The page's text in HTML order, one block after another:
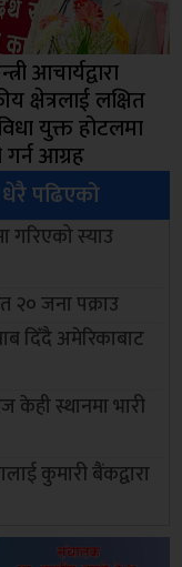
आचार्यद्वारा
क्षेत्रलाई लक्षित
युक्त होटलमा
आग्रह
धेरै पढिएको
गरिएको स्याउ
२० जना पक्राउ
दिँदै अमेरिकाबाट
स्थानमा भारी
कुमारी बैंकद्वारा